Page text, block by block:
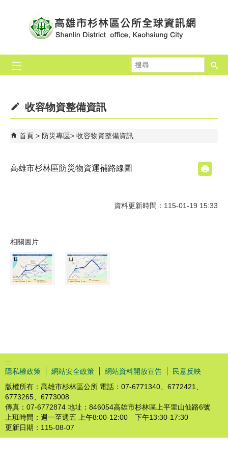
尋
收容物資整備資訊
首頁 防災專區 收容物資整備資訊
高雄市杉林區防災物資運補路線圖
資料更新時間：115-01-19 15:33
相關圖片
:::
隱私權政策
網站安全政策 網站資料開放宣告
民意反映
版權所有：高雄市杉林區公所 電話：07-6771340、6772421、
6773265、6773008
傳真：07-6772874 地址：846054高雄市杉林區上平里山仙路6號
上班時間：週一至週五 上午8:00-12:00 下午13:30-17:30
更新日期： 115-08-07